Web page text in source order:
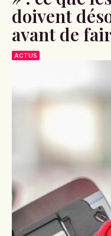
doivent
avant de
ACTUS